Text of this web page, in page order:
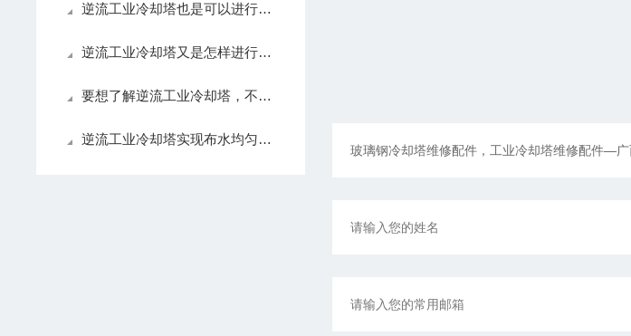
逆流工业冷却塔也是可以进行排烟的，请看下文！
逆流工业冷却塔又是怎样进行烟气排放的呢
要想了解逆流工业冷却塔，不妨先看看下文
逆流工业冷却塔实现布水均匀，增强了冷却效果